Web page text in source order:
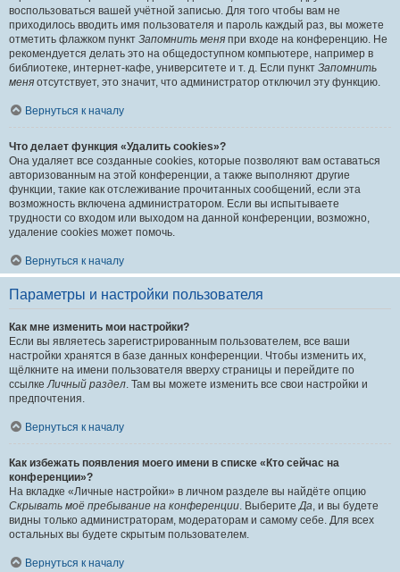
воспользоваться вашей учётной записью. Для того чтобы вам не
приходилось вводить имя пользователя и пароль каждый раз, вы можете
отметить флажком пункт Запомнить меня при входе на конференцию. Не
рекомендуется делать это на общедоступном компьютере, например в
библиотеке, интернет-кафе, университете и т. д. Если пункт Запомнить
меня отсутствует, это значит, что администратор отключил эту функцию.
Вернуться к началу
Что делает функция «Удалить cookies»?
Она удаляет все созданные cookies, которые позволяют вам оставаться
авторизованным на этой конференции, а также выполняют другие
функции, такие как отслеживание прочитанных сообщений, если эта
возможность включена администратором. Если вы испытываете
трудности со входом или выходом на данной конференции, возможно,
удаление cookies может помочь.
Вернуться к началу
Параметры и настройки пользователя
Как мне изменить мои настройки?
Если вы являетесь зарегистрированным пользователем, все ваши
настройки хранятся в базе данных конференции. Чтобы изменить их,
щёлкните на имени пользователя вверху страницы и перейдите по
ссылкеЛичный раздел. Там вы можете изменить все свои настройки и
предпочтения.
Вернуться к началу
Как избежать появления моего имени в списке «Кто сейчас на
конференции»?
На вкладке «Личные настройки» в личном разделе вы найдёте опцию
Скрывать моё пребывание на конференции. ВыберитеДа, и вы будете
видны только администраторам, модераторам и самому себе. Для всех
остальных вы будете скрытым пользователем.
Вернуться к началу